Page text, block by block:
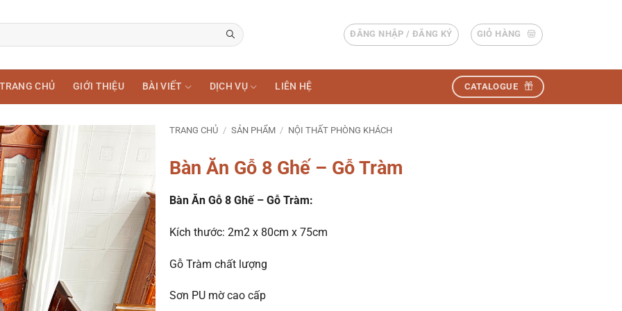
ĐĂNG NHẬP / ĐĂNG KÝ GIỎ HÀNG
TRANG CHỦ GIỚI THIỆU BÀI VIẾT DỊCH VỤ LIÊN HỆ CATALOGUE
TRANG CHỦ / SẢN PHẨM / NỘI THẤT PHÒNG KHÁCH
Bàn Ăn Gỗ 8 Ghế – Gỗ Tràm
Bàn Ăn Gỗ 8 Ghế – Gỗ Tràm:
Kích thước: 2m2 x 80cm x 75cm
Gỗ Tràm chất lượng
Sơn PU mờ cao cấp